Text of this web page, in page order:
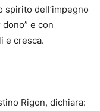
spirito dell’impegno
e con
e cresca.
Rigon, dichiara: